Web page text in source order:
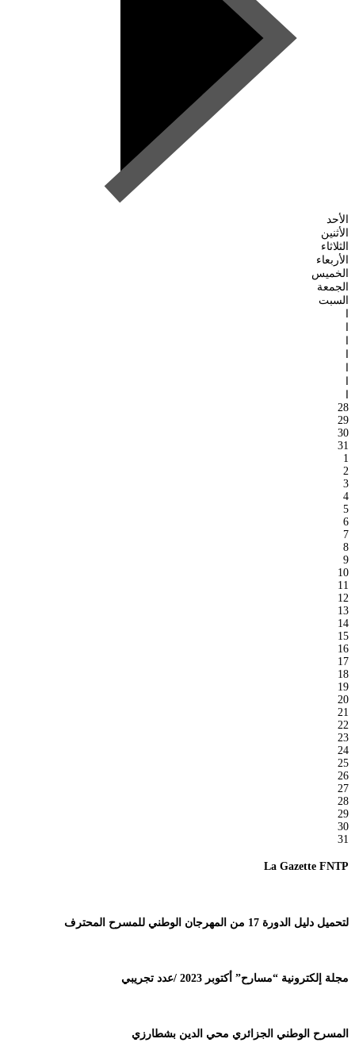
الأحد
الأثنين
الثلاثاء
الأربعاء
الخميس
الجمعة
السبت
28
29
30
31
1
2
3
4
5
6
7
8
9
10
11
12
13
14
15
16
17
18
19
20
21
22
23
24
25
26
27
28
29
30
31
La Gazette FNTP
لتحميل دليل الدورة 17 من المهرجان الوطني للمسرح المحترف
مجلة إلكترونية “مسارح” أكتوبر 2023 /عدد تجريبي
المسرح الوطني الجزائري محي الدين بشطارزي